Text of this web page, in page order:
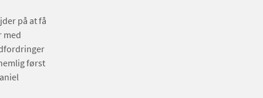
på at få
med
først